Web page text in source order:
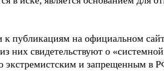
к публикациям на официальном
них свидетельствуют о «системной
экстремистским и запрещенным в